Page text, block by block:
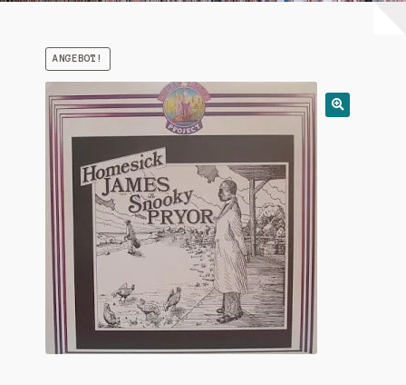
Mein Konto
ANGEBOT!